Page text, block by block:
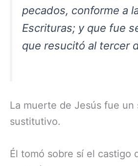
pecados, conforme a
Escrituras; y que fue
que resucitó al tercer
La muerte de Jesús fue un
sustitutivo.
Él tomó sobre sí el castigo